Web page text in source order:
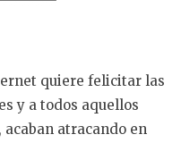
quiere felicitar las
y a todos aquellos
atracando en